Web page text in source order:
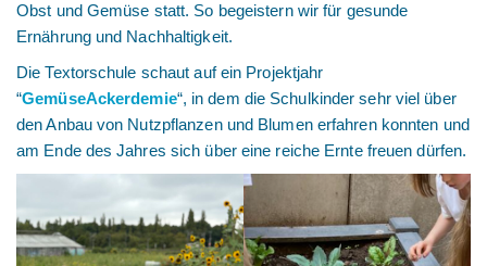
Obst und Gemüse statt. So begeistern wir für gesunde
Ernährung und Nachhaltigkeit.
Die Textorschule schaut auf ein Projektjahr
“GemüseAckerdemie“, in dem die Schulkinder sehr viel über
den Anbau von Nutzpflanzen und Blumen erfahren konnten und
am Ende des Jahres sich über eine reiche Ernte freuen dürfen.